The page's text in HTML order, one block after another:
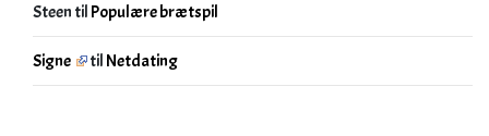
Steen til Populære brætspil
Signe til Netdating